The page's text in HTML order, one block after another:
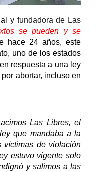
y fundadora de Las
se pueden y se
hace 24 años, este
uno de los estados
respuesta a una ley
abortar, incluso en
Las Libres, el
que mandaba a la
de violación
estuvo vigente solo
y salimos a las